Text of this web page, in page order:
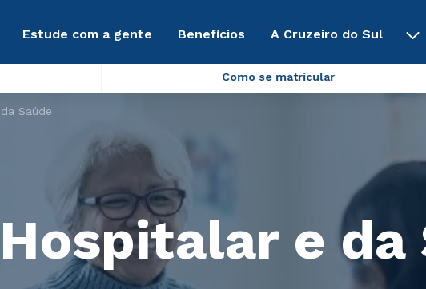
Estude com a gente Benefícios A Cruzeiro do Sul
Como se matricular
Saúde
e da